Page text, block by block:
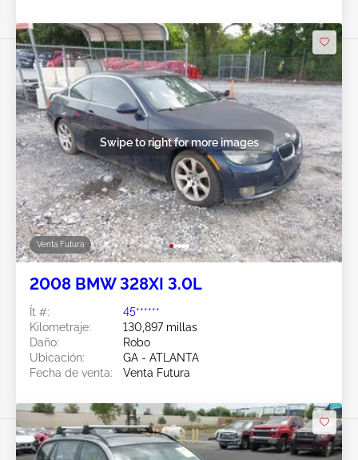
Venta Futura
Swipe to right for more images
2008 BMW 328XI 3.0L
Ít #:
45******
Kilometraje:
130,897 millas
Daño:
Robo
Ubicación:
GA - ATLANTA
Fecha de venta:
Venta Futura